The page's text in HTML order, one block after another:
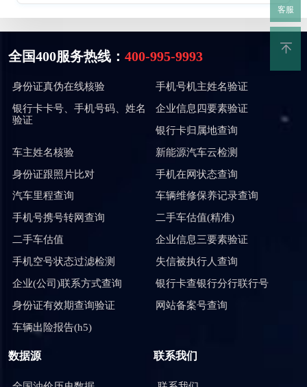
全国400服务热线： 400-995-9993
身份证真伪在线核验
手机号机主姓名验证
银行卡卡号、手机号码、姓名
验证
企业信息四要素验证
银行卡归属地查询
车主姓名核验
新能源汽车云检测
身份证跟照片比对
手机在网状态查询
汽车里程查询
车辆维修保养记录查询
手机号携号转网查询
二手车估值(精准)
二手车估值
企业信息三要素验证
手机空号状态过滤检测
失信被执行人查询
企业(公司)联系方式查询
银行卡查银行分行联行号
身份证有效期查询验证
网站备案号查询
车辆出险报告(h5)
数据源 联系我们
客服